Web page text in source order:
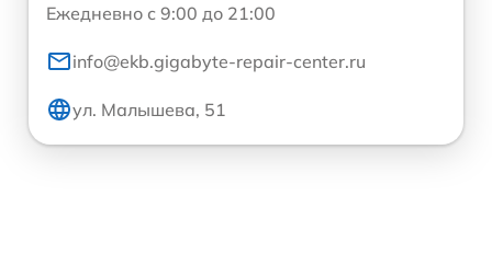
Ежедневно с 9:00 до 21:00
info@ekb.gigabyte-repair-center.ru
ул. Малышева, 51